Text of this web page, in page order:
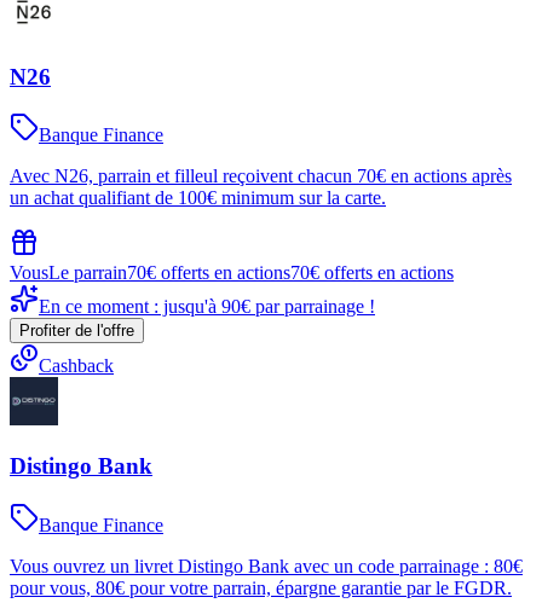
N26
Banque Finance
Avec N26, parrain et filleul reçoivent chacun 70€ en actions après
un achat qualifiant de 100€ minimum sur la carte.
VousLe parrain70€ offerts en actions70€ offerts en actions
En ce moment : jusqu'à 90€ par parrainage !
Profiter de l'offre
Cashback
Distingo Bank
Banque Finance
Vous ouvrez un livret Distingo Bank avec un code parrainage : 80€
pour vous, 80€ pour votre parrain, épargne garantie par le FGDR.